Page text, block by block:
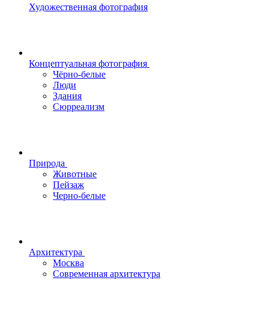
Художественная фотография
Концептуальная фотография
Чёрно-белые
Люди
Здания
Сюрреализм
Природа
Животные
Пейзаж
Черно-белые
Архитектура
Москва
Современная архитектура